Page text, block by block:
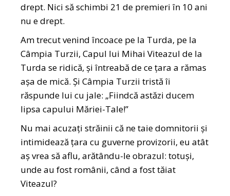
drept. Nici să schimbi 21 de premieri în 10 ani
nu e drept.
Am trecut venind încoace pe la Turda, pe la
Câmpia Turzii, Capul lui Mihai Viteazul de la
Turda se ridică, și întreabă de ce țara a rămas
așa de mică. Și Câmpia Turzii tristă îi
răspunde lui cu jale: „Fiindcă astăzi ducem
lipsa capului Măriei-Tale!”
Nu mai acuzați străinii că ne taie domnitorii și
intimidează țara cu guverne provizorii, eu atât
aș vrea să aflu, arătându-le obrazul: totuși,
unde au fost românii, când a fost tăiat
Viteazul?